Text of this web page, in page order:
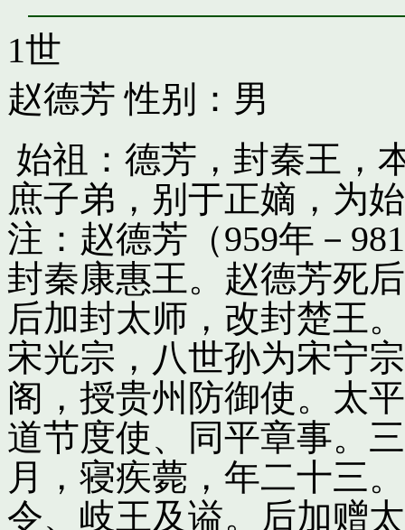
1世
赵德芳 性别：男
始祖：德芳，封秦王，
庶子弟，别于正嫡，为
注：赵德芳（959年－
封秦康惠王。赵德芳死
后加封太师，改封楚王
宋光宗，八世孙为宋宁
阁，授贵州防御使。太
道节度使、同平章事。
月，寝疾薨，年二十三
令、岐王及谥。后加赠